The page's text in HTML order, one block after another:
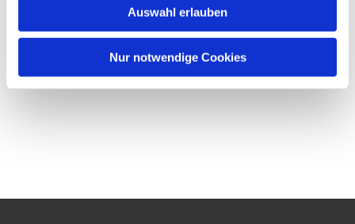
Auswahl erlauben
Nur notwendige Cookies